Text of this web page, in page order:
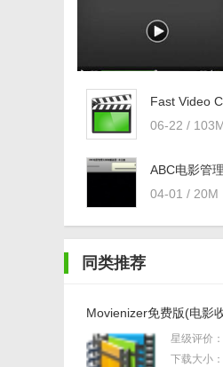
武汉电信下载